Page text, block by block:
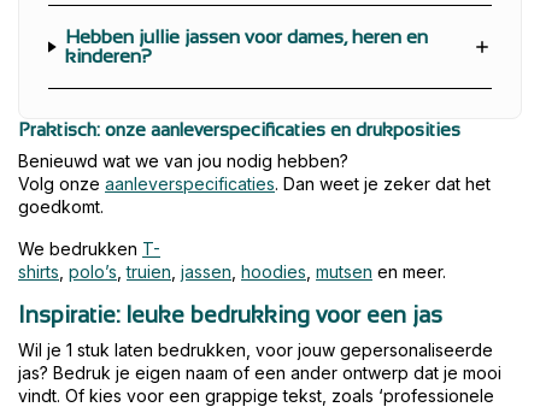
Hebben jullie jassen voor dames, heren en
kinderen?
Praktisch: onze aanleverspecificaties en drukposities
Benieuwd wat we van jou nodig hebben?
Volg onze aanleverspecificaties. Dan weet je zeker dat het
goedkomt.
We bedrukken T-
shirts polo’s ,truien jassen hoodies mutsen en meer.
Inspiratie: leuke bedrukking voor een jas
Wil je 1 stuk laten bedrukken, voor jouw gepersonaliseerde
jas? Bedruk je eigen naam of een ander ontwerp dat je mooi
vindt. Of kies voor een grappige tekst, zoals ‘professionele